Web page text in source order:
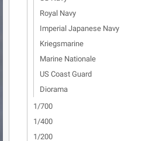
Royal Navy
Imperial Japanese Navy
Kriegsmarine
Marine Nationale
US Coast Guard
Diorama
1/700
1/400
1/200